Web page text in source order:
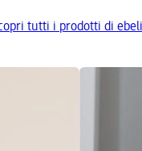
tutti i prodotti di